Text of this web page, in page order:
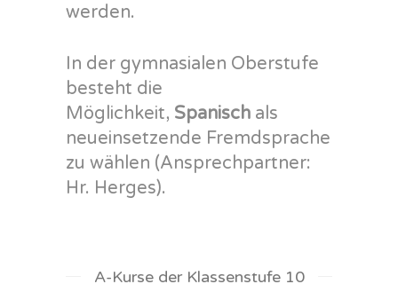
werden.
In der gymnasialen Oberstufe
besteht die
Möglichkeit, Spanisch als
neueinsetzende Fremdsprache
zu wählen (Ansprechpartner:
Hr. Herges).
A-Kurse der Klassenstufe 10